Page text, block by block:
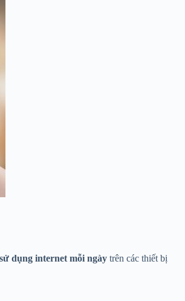
dụng internet mỗi ngày trên các thiết bị